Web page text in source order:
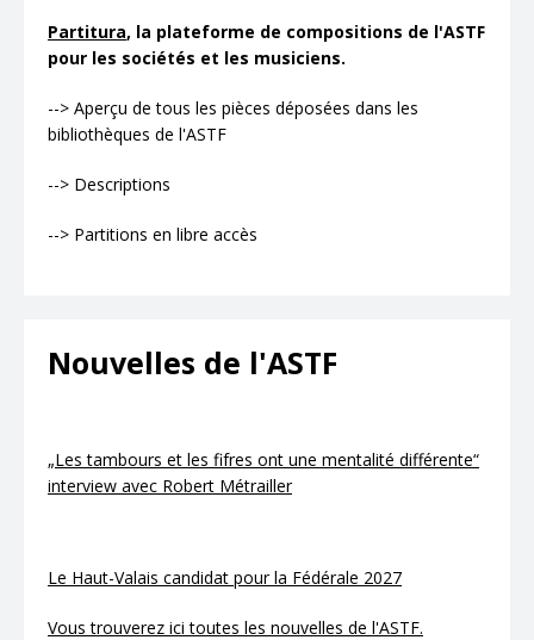
Partitura, la plateforme de compositions de l'ASTF
pour les sociétés et les musiciens.
--> Aperçu de tous les pièces déposées dans les
bibliothèques de l'ASTF
--> Descriptions
--> Partitions en libre accès
Nouvelles de l'ASTF
„Les tambours et les fifres ont une mentalité différente“
interview avec Robert Métrailler
Le Haut-Valais candidat pour la Fédérale 2027
Vous trouverez ici toutes les nouvelles de l'ASTF.